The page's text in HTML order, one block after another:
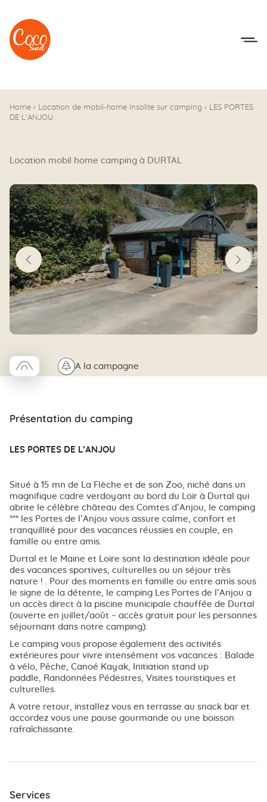
Aller au menu
Aller au contenu
Home › Location de mobil-home insolite sur camping › LES PORTES
DE L’ANJOU
Location mobil home camping à DURTAL
□Coco trapeze
🌲A la campagne
Présentation du camping
LES PORTES DE L’ANJOU
Situé à 15 mn de La Flèche et de son Zoo, niché dans un
magnifique cadre verdoyant au bord du Loir à Durtal qui
abrite le célèbre château des Comtes d’Anjou, le camping
*** les Portes de l’Anjou vous assure calme, confort et
tranquillité pour des vacances réussies en couple, en
famille ou entre amis.
Durtal et le Maine et Loire sont la destination idéale pour
des vacances sportives, culturelles ou un séjour très
nature ! . Pour des moments en famille ou entre amis sous
le signe de la détente, le camping Les Portes de l’Anjou a
un accès direct à la piscine municipale chauffée de Durtal
(ouverte en juillet/août – accès gratuit pour les personnes
séjournant dans notre camping).
Le camping vous propose également des activités
extérieures pour vivre intensément vos vacances : Balade
à vélo, Pêche, Canoé Kayak, Initiation stand up
paddle, Randonnées Pédestres, Visites touristiques et
culturelles.
A votre retour, installez vous en terrasse au snack bar et
accordez vous une pause gourmande ou une boisson
rafraîchissante.
Services